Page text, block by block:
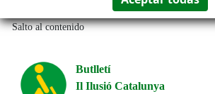
Salto al contenido
Butlletí
Il Ilusió Catalunya